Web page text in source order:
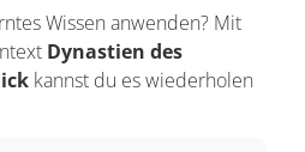
Wissen anwenden? Mit
Dynastien des
kannst du es wiederholen